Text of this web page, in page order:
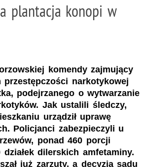
plantacja konopi w
komendy zajmujący
przestępczości narkotykowej
podejrzanego o wytwarzanie
Jak ustalili śledczy,
urządził uprawę
Policjanci zabezpieczyli u
ponad 460 porcji
dilerskich amfetaminy.
już zarzuty, a decyzją sądu